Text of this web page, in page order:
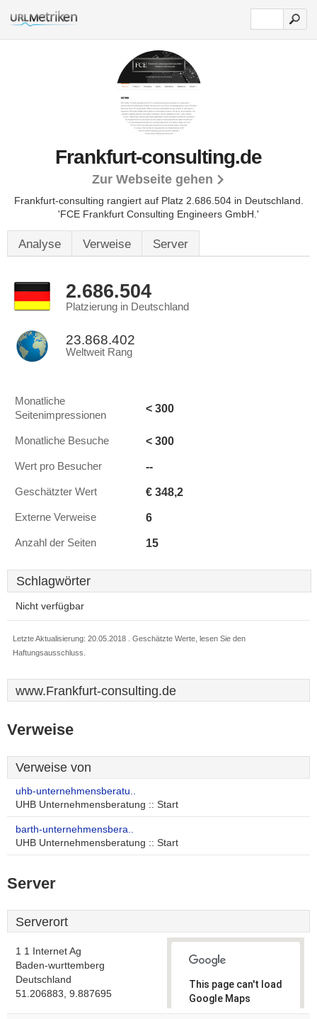
Frankfurt-consulting.de
Zur Webseite gehen
Frankfurt-consulting rangiert auf Platz 2.686.504 in Deutschland.
'FCE Frankfurt Consulting Engineers GmbH.'
Analyse Verweise Server
2.686.504
Platzierung in Deutschland
23.868.402
Weltweit Rang
Monatliche
Seitenimpressionen
< 300
Monatliche Besuche < 300
Wert pro Besucher --
Geschätzter Wert € 348,2
Externe Verweise 6
Anzahl der Seiten 15
Schlagwörter
Nicht verfügbar
Letzte Aktualisierung: 20.05.2018 . Geschätzte Werte, lesen Sie den
Haftungsausschluss.
www.Frankfurt-consulting.de
Verweise
Verweise von
uhb-unternehmensberatu..
UHB Unternehmensberatung :: Start
barth-unternehmensbera..
UHB Unternehmensberatung :: Start
Server
Serverort
1 1 Internet Ag
Baden-wurttemberg
Deutschland
51.206883, 9.887695
This page can't load
Google Maps
correctly.